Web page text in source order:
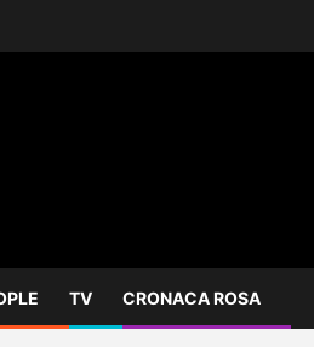
TV CRONACA ROSA